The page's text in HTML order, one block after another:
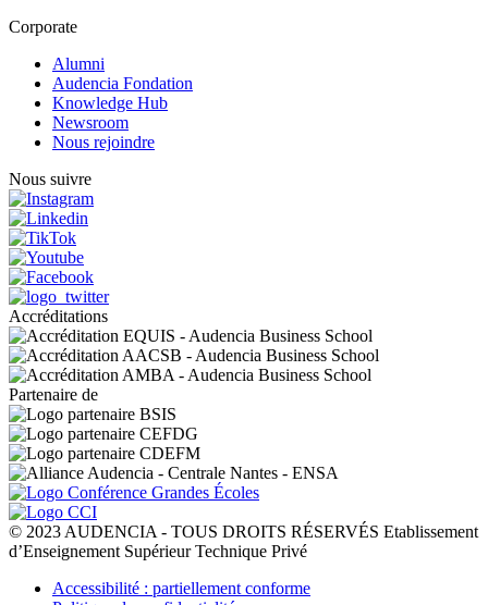
Corporate
Alumni
Audencia Fondation
Knowledge Hub
Newsroom
Nous rejoindre
Nous suivre
Accréditations
Partenaire de
© 2023 AUDENCIA - TOUS DROITS RÉSERVÉS Etablissement
d’Enseignement Supérieur Technique Privé
Pied
Accessibilité : partiellement conforme